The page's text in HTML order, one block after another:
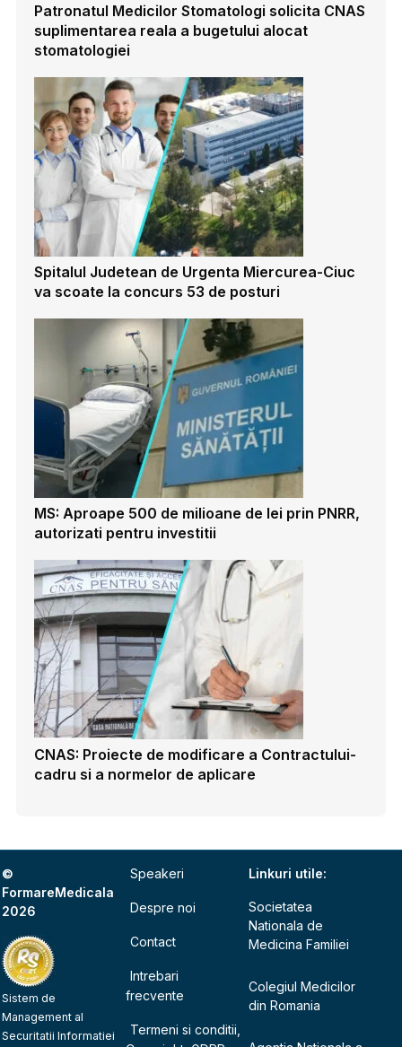
Patronatul Medicilor Stomatologi solicita CNAS
suplimentarea reala a bugetului alocat
stomatologiei
Spitalul Judetean de Urgenta Miercurea-Ciuc
va scoate la concurs 53 de posturi
MS: Aproape 500 de milioane de lei prin PNRR,
autorizati pentru investitii
CNAS: Proiecte de modificare a Contractului-
cadru si a normelor de aplicare
©
FormareMedicala
2026
Sistem de
Management al
Securitatii Informatiei
Speakeri
Despre noi
Contact
Intrebari
frecvente
Termeni si conditii,
Linkuri utile:
Societatea
Nationala de
Medicina Familiei
Colegiul Medicilor
din Romania